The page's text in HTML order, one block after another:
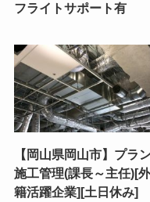
フライトサポート有
【岡山県岡山市】プラ
施工管理(課長～主任)[
籍活躍企業][土日休み]